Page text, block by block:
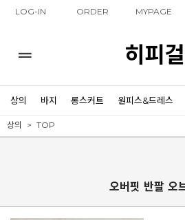
LOG-IN ORDER MYPAGE
히피걸
상의 바지 롱스커트 원피스&드레스
상의 TOP
오버핏 반팔 오